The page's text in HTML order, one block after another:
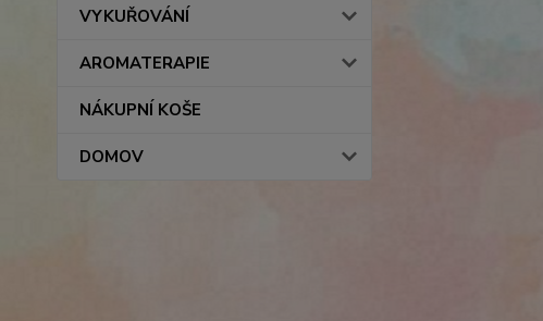
VYKUŘOVÁNÍ
AROMATERAPIE
NÁKUPNÍ KOŠE
DOMOV